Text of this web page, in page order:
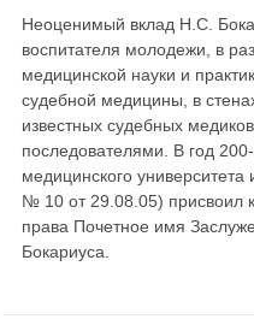
Неоценимый вклад Н.С.
воспитателя молодежи, в
медицинской науки и
судебной медицины, в
известных судебных
последователями. В год 200-
медицинского
№ 10 от 29.08.05) присвоил
права Почетное имя
Бокариуса.